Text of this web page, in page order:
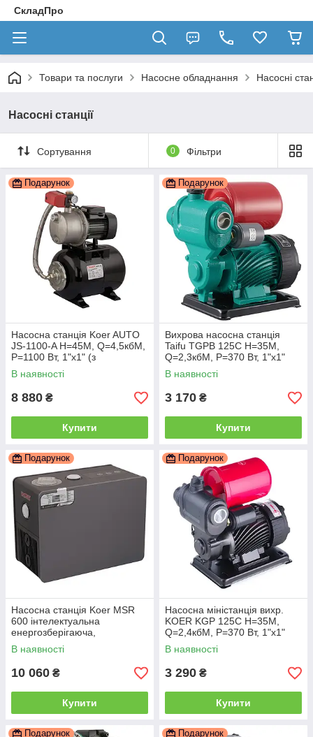
СкладПро
Товари та послуги Насосне обладнання Насосні
Насосні станції
Сортування 0 Фільтри
Подарунок
Насосна станція Koer AUTO
JS-1100-A Н=45М, Q=4,5кбМ,
P=1100 Вт, 1"x1" (з
п'ятірником) (KP3374)
В наявності
8 880 ₴
Купити
Подарунок
Вихрова насосна станція
Taifu TGPB 125C Н=35М,
Q=2,3кбМ, P=370 Вт, 1"x1"
(TF0061)
В наявності
3 170 ₴
Купити
Подарунок
Насосна станція Koer MSR
600 інтелектуальна
енергозберігаюча,
Н=62М,Q=4кбМ,P=600 Вт,
1"x1" (KP3306)
В наявності
10 060 ₴
Купити
Подарунок
Насосна міністанція вихр.
KOER KGP 125C Н=35М,
Q=2,4кбМ, P=370 Вт, 1"x1"
підкл.-пряме (KP2882)
В наявності
3 290 ₴
Купити
Подарунок Подарунок